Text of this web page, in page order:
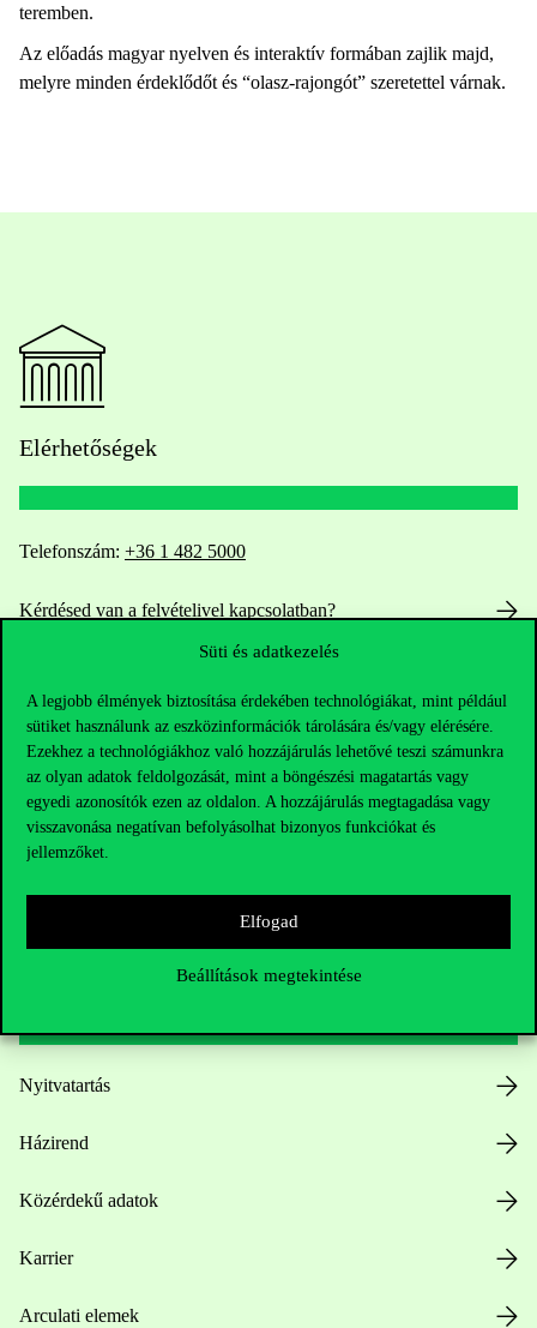
Süti és adatkezelés
A legjobb élmények biztosítása érdekében technológiákat, mint például
sütiket használunk az eszközinformációk tárolására és/vagy elérésére.
Ezekhez a technológiákhoz való hozzájárulás lehetővé teszi számunkra
az olyan adatok feldolgozását, mint a böngészési magatartás vagy
egyedi azonosítók ezen az oldalon. A hozzájárulás megtagadása vagy
visszavonása negatívan befolyásolhat bizonyos funkciókat és
jellemzőket.
Elfogad
Beállítások megtekintése
teremben.
Az előadás magyar nyelven és interaktív formában zajlik majd,
melyre minden érdeklődőt és “olasz-rajongót” szeretettel várnak.
Elérhetőségek
Telefonszám: +36 1 482 5000
Kérdésed van a felvételivel kapcsolatban?
HUB jelenlegi hallgatóinknak
Sajtó:press@uni-corvinus.hu
Nyitvatartás
Házirend
Közérdekű adatok
Karrier
Arculati elemek